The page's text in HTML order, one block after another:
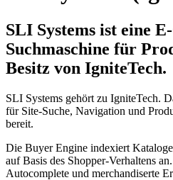
SLI Systems ist eine
Suchmaschine für
Besitz von IgniteTech.
SLI Systems gehört zu IgniteTech.
für Site-Suche, Navigation und
bereit.
Die Buyer Engine indexiert
auf Basis des Shopper-Verhaltens
Autocomplete und merchandiserte